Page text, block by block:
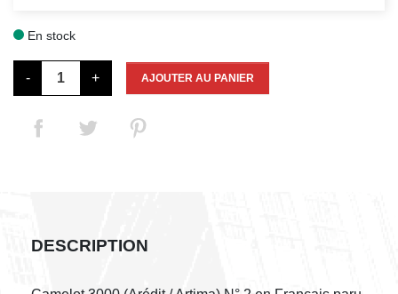
En stock
- + AJOUTER AU PANIER
DESCRIPTION